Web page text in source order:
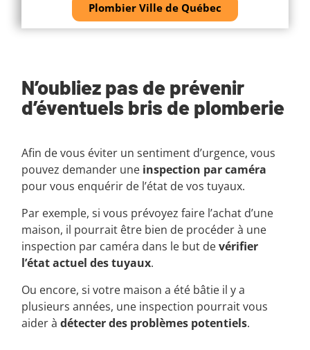
Plombier Ville de Québec
N’oubliez pas de prévenir
d’éventuels bris de plomberie
Afin de vous éviter un sentiment d’urgence, vous
pouvez demander une inspection par caméra
pour vous enquérir de l’état de vos tuyaux.
Par exemple, si vous prévoyez faire l’achat d’une
maison, il pourrait être bien de procéder à une
inspection par caméra dans le but devérifier
l’état actuel des tuyaux.
Ou encore, si votre maison a été bâtie il y a
plusieurs années, une inspection pourrait vous
aider àdétecter des problèmes potentiels.